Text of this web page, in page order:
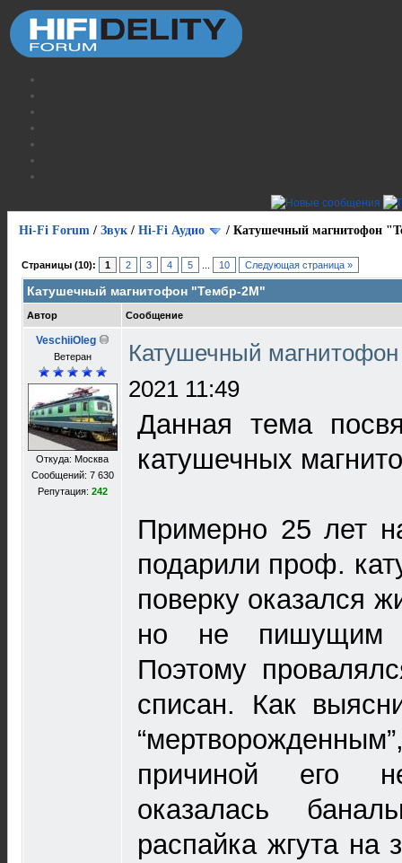
Hi-Fi Forum / Звук / Hi-Fi Аудио / Катушечный магнитофон
Страницы (10): 1 2 3 4 5 10 Следующая страница »
Катушечный магнитофон "Тембр-2М"
Автор Сообщение
VeschiiOleg
Ветеран
Откуда: Москва
Сообщений: 7 630
Репутация: 242
Катушечный
2021 11:49
Данная тема
катушечных
Примерно 25 лет
подарили проф.
поверку оказался
но не
Поэтому
списан. Как
причиной его
оказалась
распайка жгута на